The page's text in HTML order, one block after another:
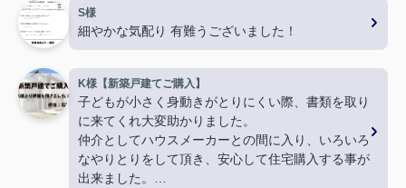
S様
細やかな気配り 有難うございました！
K様【新築戸建てご購入】
子どもが小さく身動きがとりにくい際、書類を取り
に来てくれ大変助かりました。
仲介としてハウスメーカーとの間に入り、いろいろ
なやりとりをして頂き、安心して住宅購入する事が
出来ました。